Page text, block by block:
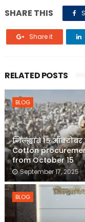
SHARE THIS
Share it
RELATED POSTS
BLOG
जिल्ह्यात १५
Cotton
from October 15
September 17, 2025
BLOG